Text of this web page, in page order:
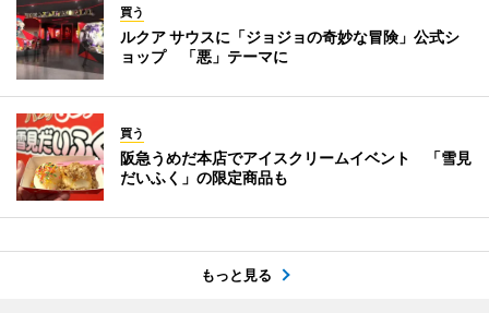
買う
ルクア サウスに「ジョジョの奇妙な冒険」公式シ
ョップ 「悪」テーマに
買う
阪急うめだ本店でアイスクリームイベント 「雪見
だいふく」の限定商品も
もっと見る